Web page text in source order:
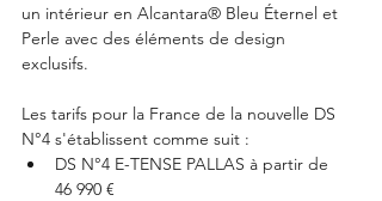
un intérieur en Alcantara® Bleu Éternel et
Perle avec des éléments de design
exclusifs.
Les tarifs pour la France de la nouvelle DS
N°4 s'établissent comme suit :
DS N°4 E-TENSE PALLAS à partir de
46 990 €